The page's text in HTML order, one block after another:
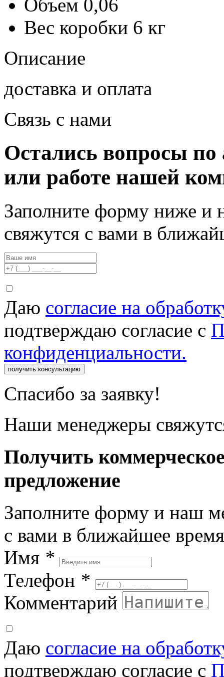
Объем 0,06
Вес коробки 6 кг
Описание
доставка и оплата
Связь с нами
Остались вопросы по
или работе нашей
Заполните форму ниже и
свяжутся с вами в
Даю согласие на
подтверждаю согласие с
конфиденциальности.
получить консультацию
Спасибо за заявку!
Наши менеджеры
Получить
предложение
Заполните форму и наш
с вами в ближайшее время
Имя *
Телефон *
Комментарий
Даю согласие на
подтверждаю согласие с